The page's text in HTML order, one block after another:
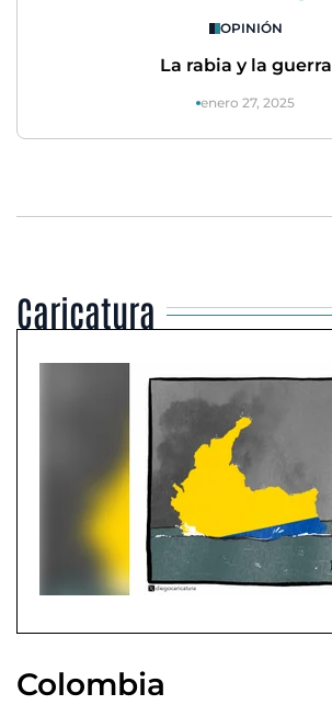
OPINIÓN
La rabia y la guerra
enero 27, 2025
Caricatura
Colombia